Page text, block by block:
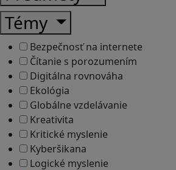
Témy
Bezpečnosť na internete
Čítanie s porozumením
Digitálna rovnováha
Ekológia
Globálne vzdelávanie
Kreativita
Kritické myslenie
Kyberšikana
Logické myslenie